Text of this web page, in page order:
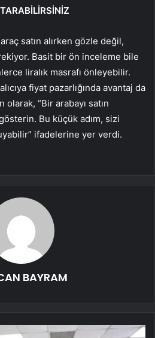
satın alırken gözle değil,
Basit bir ön inceleme bile
liralık masrafı önleyebilir.
fiyat pazarlığında avantaj da
“Bir arabayı satın
Bu küçük adım, sizi
ifadelerine yer verdi.
BAYRAM